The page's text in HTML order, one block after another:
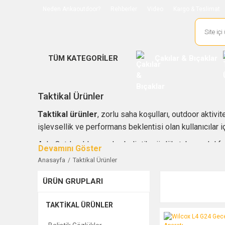
TÜM KATEGORİLER
Taktikal Ürünler
Taktikal ürünler, zorlu saha koşulları, outdoor
işlevsellik ve performans beklentisi olan kullanıcılar
AnkaOutdoor’da yer alan balistik gözlük, tabanca
silah aksesuarları; profesyonel kullanım, sportif
İhtiyacınıza uygun taktikal ürünleri bu kategoride
Anasayfa Taktikal Ürünler
ÜRÜN GRUPLARI
TAKTIKAL ÜRÜNLER
Wilcox L4 G24 Gece